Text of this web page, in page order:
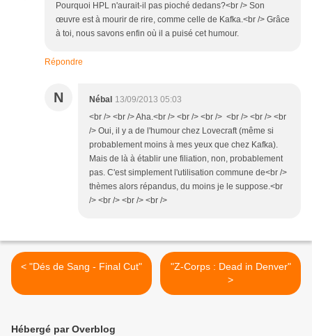
Pourquoi HPL n'aurait-il pas pioché dedans?<br /> Son
œuvre est à mourir de rire, comme celle de Kafka.<br /> Grâce
à toi, nous savons enfin où il a puisé cet humour.
Répondre
N Nébal 13/09/2013 05:03
<br /> <br /> Aha.<br /> <br /> <br /> <br /> <br /> <br
/> Oui, il y a de l'humour chez Lovecraft (même si
probablement moins à mes yeux que chez Kafka).
Mais de là à établir une filiation, non, probablement
pas. C'est simplement l'utilisation commune de<br />
thèmes alors répandus, du moins je le suppose.<br
/> <br /> <br /> <br />
< "Dés de Sang - Final Cut"
"Z-Corps : Dead in Denver"
>
Hébergé par Overblog